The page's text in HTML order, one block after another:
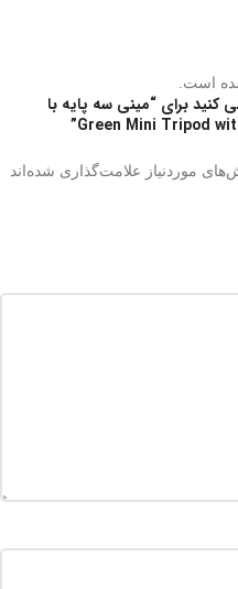
است.
کنید برای “مینی سه پایه با
موردنیاز علامت‌گذاری شده‌اند